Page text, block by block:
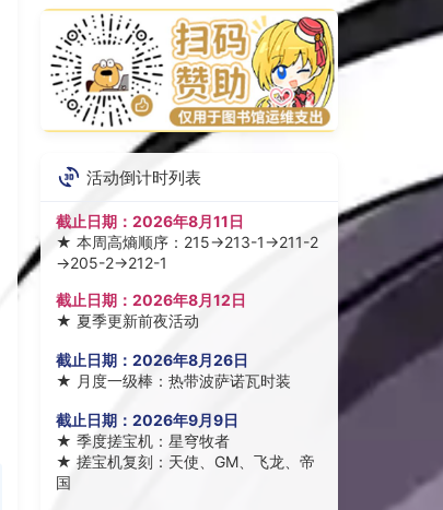
活动倒计时列表
截止日期： 2026年8月11日
★ 本周高熵顺序：215→213-1→211-2
→205-2→212-1
截止日期： 2026年8月12日
★ 夏季更新前夜活动
截止日期： 2026年8月26日
★ 月度一级棒：热带波萨诺瓦时装
截止日期： 2026年9月9日
★ 季度搓宝机：星穹牧者
★ 搓宝机复刻：天使、GM、飞龙、帝
国